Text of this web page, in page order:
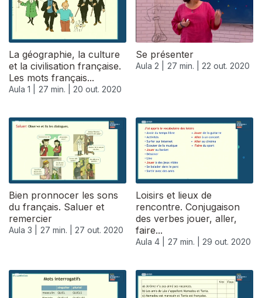
La géographie, la culture
et la civilisation française.
Les mots français...
Aula 1 | 27 min. | 20 out. 2020
Se présenter
Aula 2 | 27 min. | 22 out. 2020
Bien pronnocer les sons
du français. Saluer et
remercier
Aula 3 | 27 min. | 27 out. 2020
Loisirs et lieux de
rencontre. Conjugaison
des verbes jouer, aller,
faire...
Aula 4 | 27 min. | 29 out. 2020